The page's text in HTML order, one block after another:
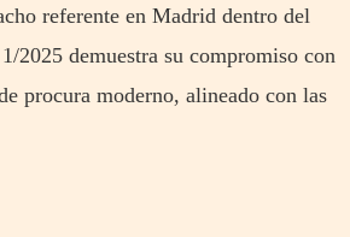
referente en Madrid dentro del
2025 demuestra su compromiso con
procura moderno, alineado con las